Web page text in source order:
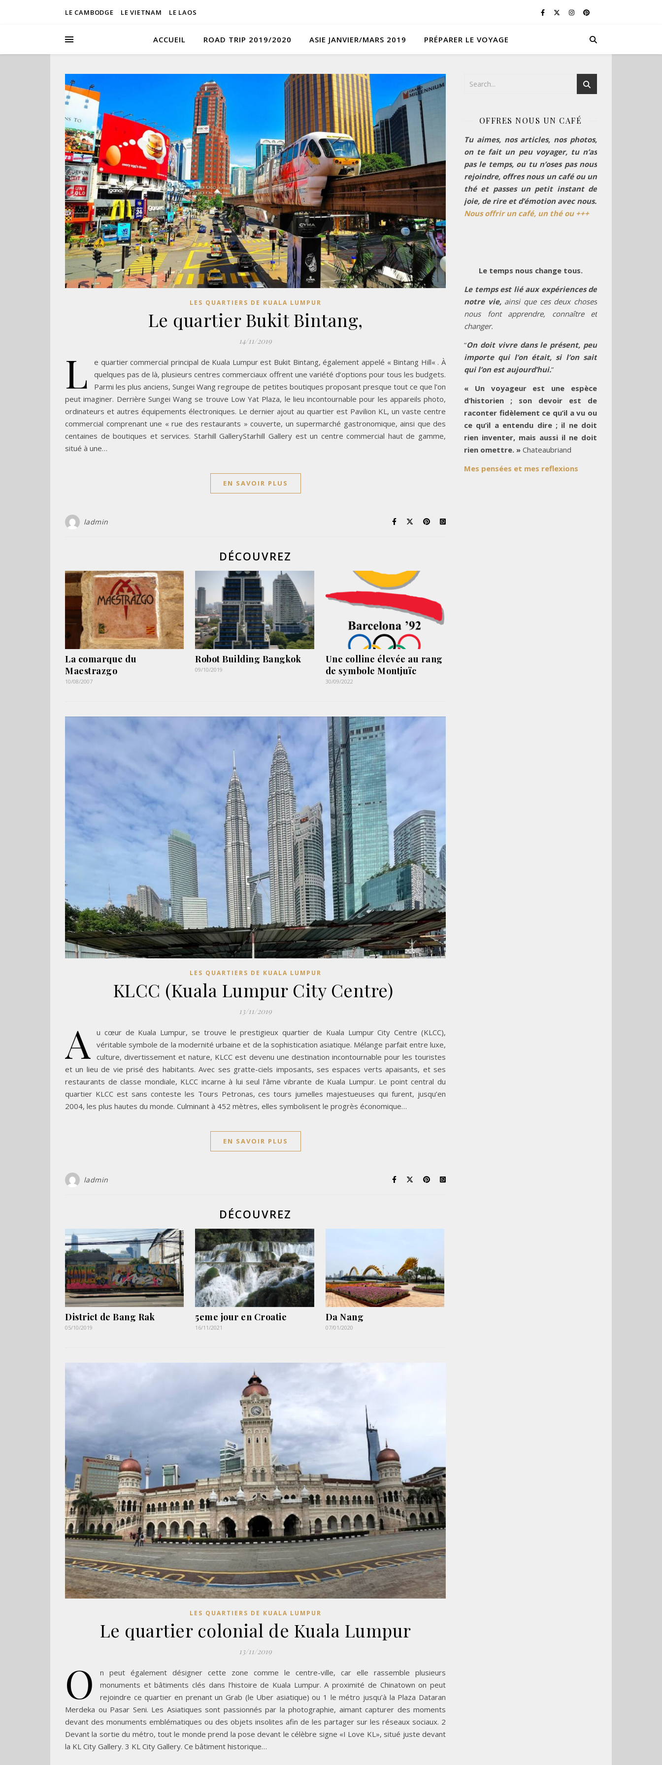
LE CAMBODGE LE VIETNAM LE LAOS
ACCUEIL ROAD TRIP 2019/2020 ASIE JANVIER/MARS 2019 PRÉPARER LE VOYAGE
LES QUARTIERS DE KUALA LUMPUR
Le quartier Bukit Bintang,
14/11/2019
L
e quartier commercial principal de Kuala Lumpur est Bukit Bintang, également appelé « Bintang Hill« . À
quelques pas de là, plusieurs centres commerciaux offrent une variété d’options pour tous les budgets.
Parmi les plus anciens, Sungei Wang regroupe de petites boutiques proposant presque tout ce que l’on
peut imaginer. Derrière Sungei Wang se trouve Low Yat Plaza, le lieu incontournable pour les appareils photo,
ordinateurs et autres équipements électroniques. Le dernier ajout au quartier est Pavilion KL, un vaste centre
commercial comprenant une « rue des restaurants » couverte, un supermarché gastronomique, ainsi que des
centaines de boutiques et services. Starhill GalleryStarhill Gallery est un centre commercial haut de gamme,
situé à une…
EN SAVOIR PLUS
ladmin
DÉCOUVREZ
La comarque du
Maestrazgo
10/08/2007
Robot Building Bangkok
09/10/2019
Une colline élevée au rang
de symbole Montjuïc
30/09/2022
LES QUARTIERS DE KUALA LUMPUR
KLCC (Kuala Lumpur City Centre)
13/11/2019
A
u cœur de Kuala Lumpur, se trouve le prestigieux quartier de Kuala Lumpur City Centre (KLCC),
véritable symbole de la modernité urbaine et de la sophistication asiatique. Mélange parfait entre luxe,
culture, divertissement et nature, KLCC est devenu une destination incontournable pour les touristes
et un lieu de vie prisé des habitants. Avec ses gratte-ciels imposants, ses espaces verts apaisants, et ses
restaurants de classe mondiale, KLCC incarne à lui seul l’âme vibrante de Kuala Lumpur. Le point central du
quartier KLCC est sans conteste les Tours Petronas, ces tours jumelles majestueuses qui furent, jusqu’en
2004, les plus hautes du monde. Culminant à 452 mètres, elles symbolisent le progrès économique…
EN SAVOIR PLUS
ladmin
DÉCOUVREZ
District de Bang Rak
05/10/2019
5eme jour en Croatie
16/11/2021
Da Nang
07/01/2020
LES QUARTIERS DE KUALA LUMPUR
Le quartier colonial de Kuala Lumpur
13/11/2019
O
n peut également désigner cette zone comme le centre-ville, car elle rassemble plusieurs
monuments et bâtiments clés dans l’histoire de Kuala Lumpur. A proximité de Chinatown on peut
rejoindre ce quartier en prenant un Grab (le Uber asiatique) ou 1 le métro jusqu’à la Plaza Dataran
Merdeka ou Pasar Seni. Les Asiatiques sont passionnés par la photographie, aimant capturer des moments
devant des monuments emblématiques ou des objets insolites afin de les partager sur les réseaux sociaux. 2
Devant la sortie du métro, tout le monde prend la pose devant le célèbre signe «I Love KL», situé juste devant
la KL City Gallery. 3 KL City Gallery. Ce bâtiment historique…
OFFRES NOUS UN CAFÉ
Tu aimes, nos articles, nos photos,
on te fait un peu voyager, tu n’as
pas le temps, ou tu n’oses pas nous
rejoindre, offres nous un café ou un
thé et passes un petit instant de
joie, de rire et d’émotion avec nous.
Nous offrir un café, un thé ou +++
Le temps nous change tous.
Le temps est lié aux expériences de
notre vie, ainsi que ces deux choses
nous font apprendre, connaître et
changer.
“On doit vivre dans le présent, peu
importe qui l’on était, si l’on sait
qui l’on est aujourd’hui.”
« Un voyageur est une espèce
d’historien ; son devoir est de
raconter fidèlement ce qu’il a vu ou
ce qu’il a entendu dire ; il ne doit
rien inventer, mais aussi il ne doit
rien omettre. » Chateaubriand
Mes pensées et mes reflexions